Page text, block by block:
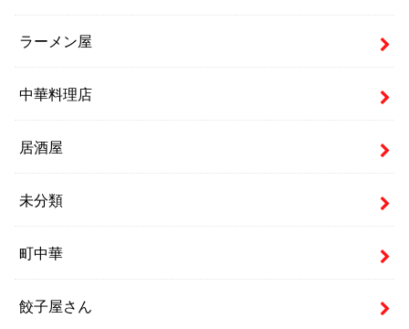
ラーメン屋
中華料理店
居酒屋
未分類
町中華
餃子屋さん